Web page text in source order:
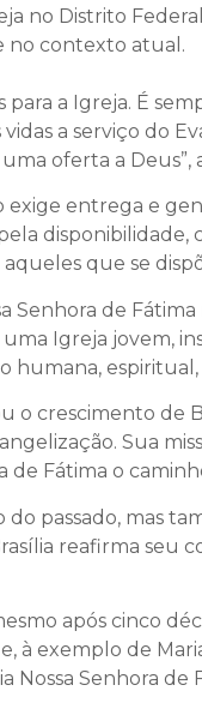
no Distrito
no contexto atual.
a Igreja. É
a serviço do
oferta a Deus”,
entrega e
que se
Senhora de
Igreja jovem,
humana,
o crescimento
Sua
de Fátima o
passado, mas
reafirma seu
após cinco
à exemplo de
Nossa Senhora